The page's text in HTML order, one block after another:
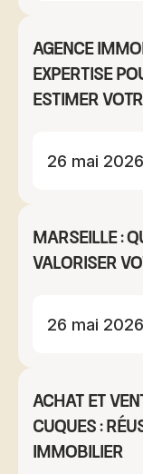
Agence
expertise
estimer
26 mai 2026
Marseille :
valoriser
26 mai 2026
Achat et
Cuques :
immobilier